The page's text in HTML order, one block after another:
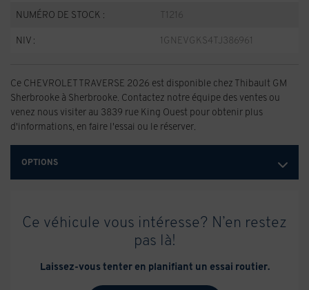
NUMÉRO DE STOCK : T1216
NIV : 1GNEVGKS4TJ386961
Ce CHEVROLET TRAVERSE 2026 est disponible chez Thibault GM
Sherbrooke à Sherbrooke. Contactez notre équipe des ventes ou
venez nous visiter au 3839 rue King Ouest pour obtenir plus
d'informations, en faire l'essai ou le réserver.
OPTIONS
Ce véhicule vous intéresse? N’en restez
pas là!
Laissez-vous tenter en planifiant un essai routier.